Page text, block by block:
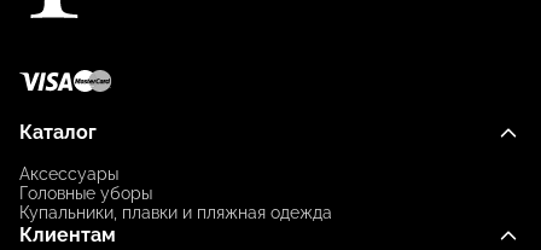
Каталог
Аксессуары
Головные уборы
Купальники, плавки и пляжная одежда
Клиентам